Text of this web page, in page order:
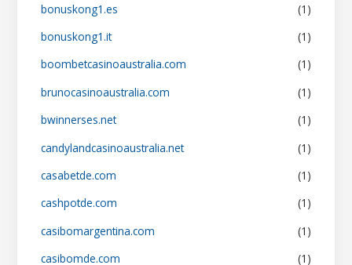
bonuskong1.es
(1)
bonuskong1.it
(1)
boombetcasinoaustralia.com
(1)
brunocasinoaustralia.com
(1)
bwinnerses.net
(1)
candylandcasinoaustralia.net
(1)
casabetde.com
(1)
cashpotde.com
(1)
casibomargentina.com
(1)
casibomde.com
(1)